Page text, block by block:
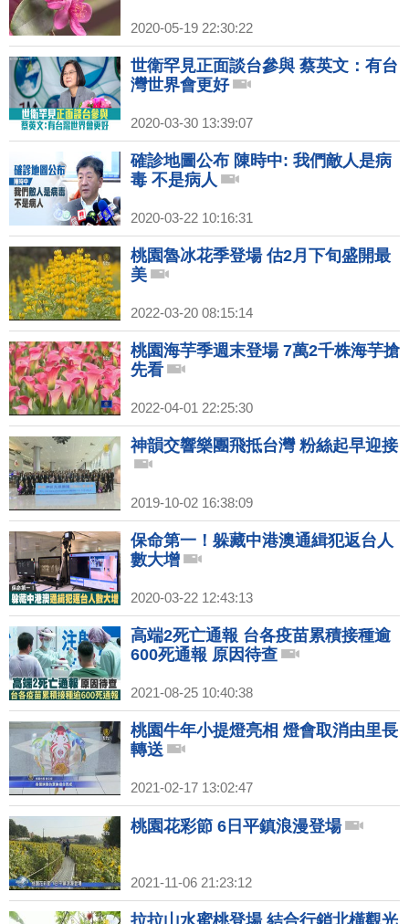
2020-05-19 22:30:22
世衛罕見正面談台參與 蔡英文：有台
灣世界會更好
2020-03-30 13:39:07
確診地圖公布 陳時中: 我們敵人是病
毒 不是病人
2020-03-22 10:16:31
桃園魯冰花季登場 估2月下旬盛開最
美
2022-03-20 08:15:14
桃園海芋季週末登場 7萬2千株海芋搶
先看
2022-04-01 22:25:30
神韻交響樂團飛抵台灣 粉絲起早迎接
2019-10-02 16:38:09
保命第一！躲藏中港澳通緝犯返台人
數大增
2020-03-22 12:43:13
高端2死亡通報 台各疫苗累積接種逾
600死通報 原因待查
2021-08-25 10:40:38
桃園牛年小提燈亮相 燈會取消由里長
轉送
2021-02-17 13:02:47
桃園花彩節 6日平鎮浪漫登場
2021-11-06 21:23:12